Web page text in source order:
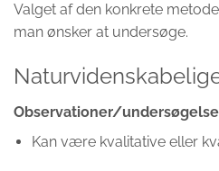
Valget af den konkrete
man ønsker at undersøge.
Observationer/
Kan være kvalitative eller